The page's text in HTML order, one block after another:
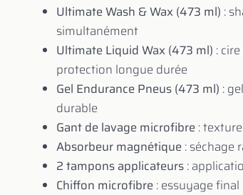
Ultimate Wash & Wax (473 ml) :
simultanément
Ultimate Liquid Wax (473 ml) :
protection longue durée
Gel Endurance Pneus (473 ml) :
durable
Gant de lavage microfibre:
Absorbeur magnétique: séchage
2 tampons applicateurs:
Chiffon microfibre: essuyage